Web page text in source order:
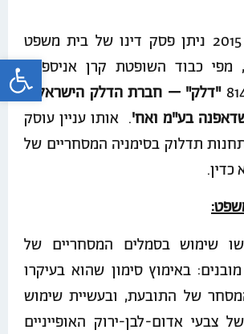
ביום 11 לינואר 2015 ניתן פסק דינו של בית משפט
כבוד השופטת קרן אניספלד,
"דלק" – חברת הדלק הישראלית
בע"מ ואח'. אותו עניין עוסק
תדלוק בסימניה המסחריים של
שימוש בסמלים המסחריים של
באימוץ סימון שהוא בעיקרו
של התובעת, ובעשיית שימוש
צבעי אדום-לבן-ירוק האופייניים